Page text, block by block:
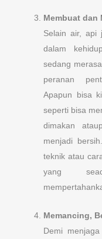
Membuat dan
Selain air, api
dalam
sedang
peranan
Apapun bisa
seperti bisa
dimakan
menjadi
teknik atau
yang
Memancing,
Demi